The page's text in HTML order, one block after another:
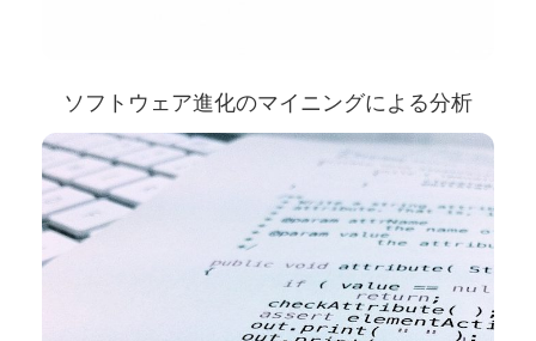
ソフトウェア進化のマイニングによる分析